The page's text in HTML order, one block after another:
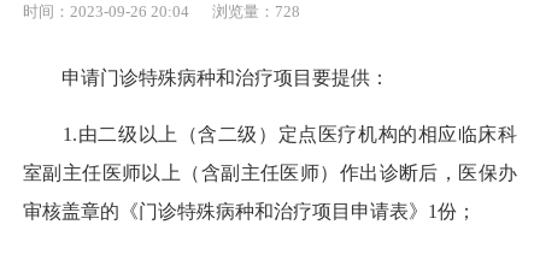
时间：2023-09-26 20:04 浏览量： 728
申请门诊特殊病种和治疗项目要提供：
1.由二级以上（含二级）定点医疗机构的相应临床科
室副主任医师以上（含副主任医师）作出诊断后，医保办
审核盖章的《门诊特殊病种和治疗项目申请表》1份；